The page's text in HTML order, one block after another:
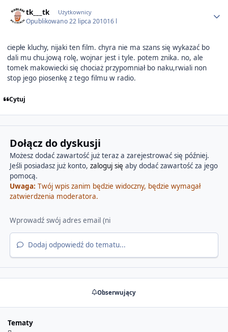
tk___tk Użytkownicy
Opublikowano22 lipca 201016 l
ciepłe kluchy, nijaki ten film. chyra nie ma szans się wykazać bo
dali mu chu.jową rolę, wojnar jest i tyle. potem znika. no, ale
tomek makowiecki się chociaż przypomniał bo naku,rwiali non
stop jego piosenkę z tego filmu w radio.
Cytuj
Dołącz do dyskusji
Możesz dodać zawartość już teraz a zarejestrować się później.
Jeśli posiadasz już konto, zaloguj się aby dodać zawartość za jego
pomocą.
Uwaga: Twój wpis zanim będzie widoczny, będzie wymagał
zatwierdzenia moderatora.
Dodaj odpowiedź do tematu...
Obserwujący
Tematy